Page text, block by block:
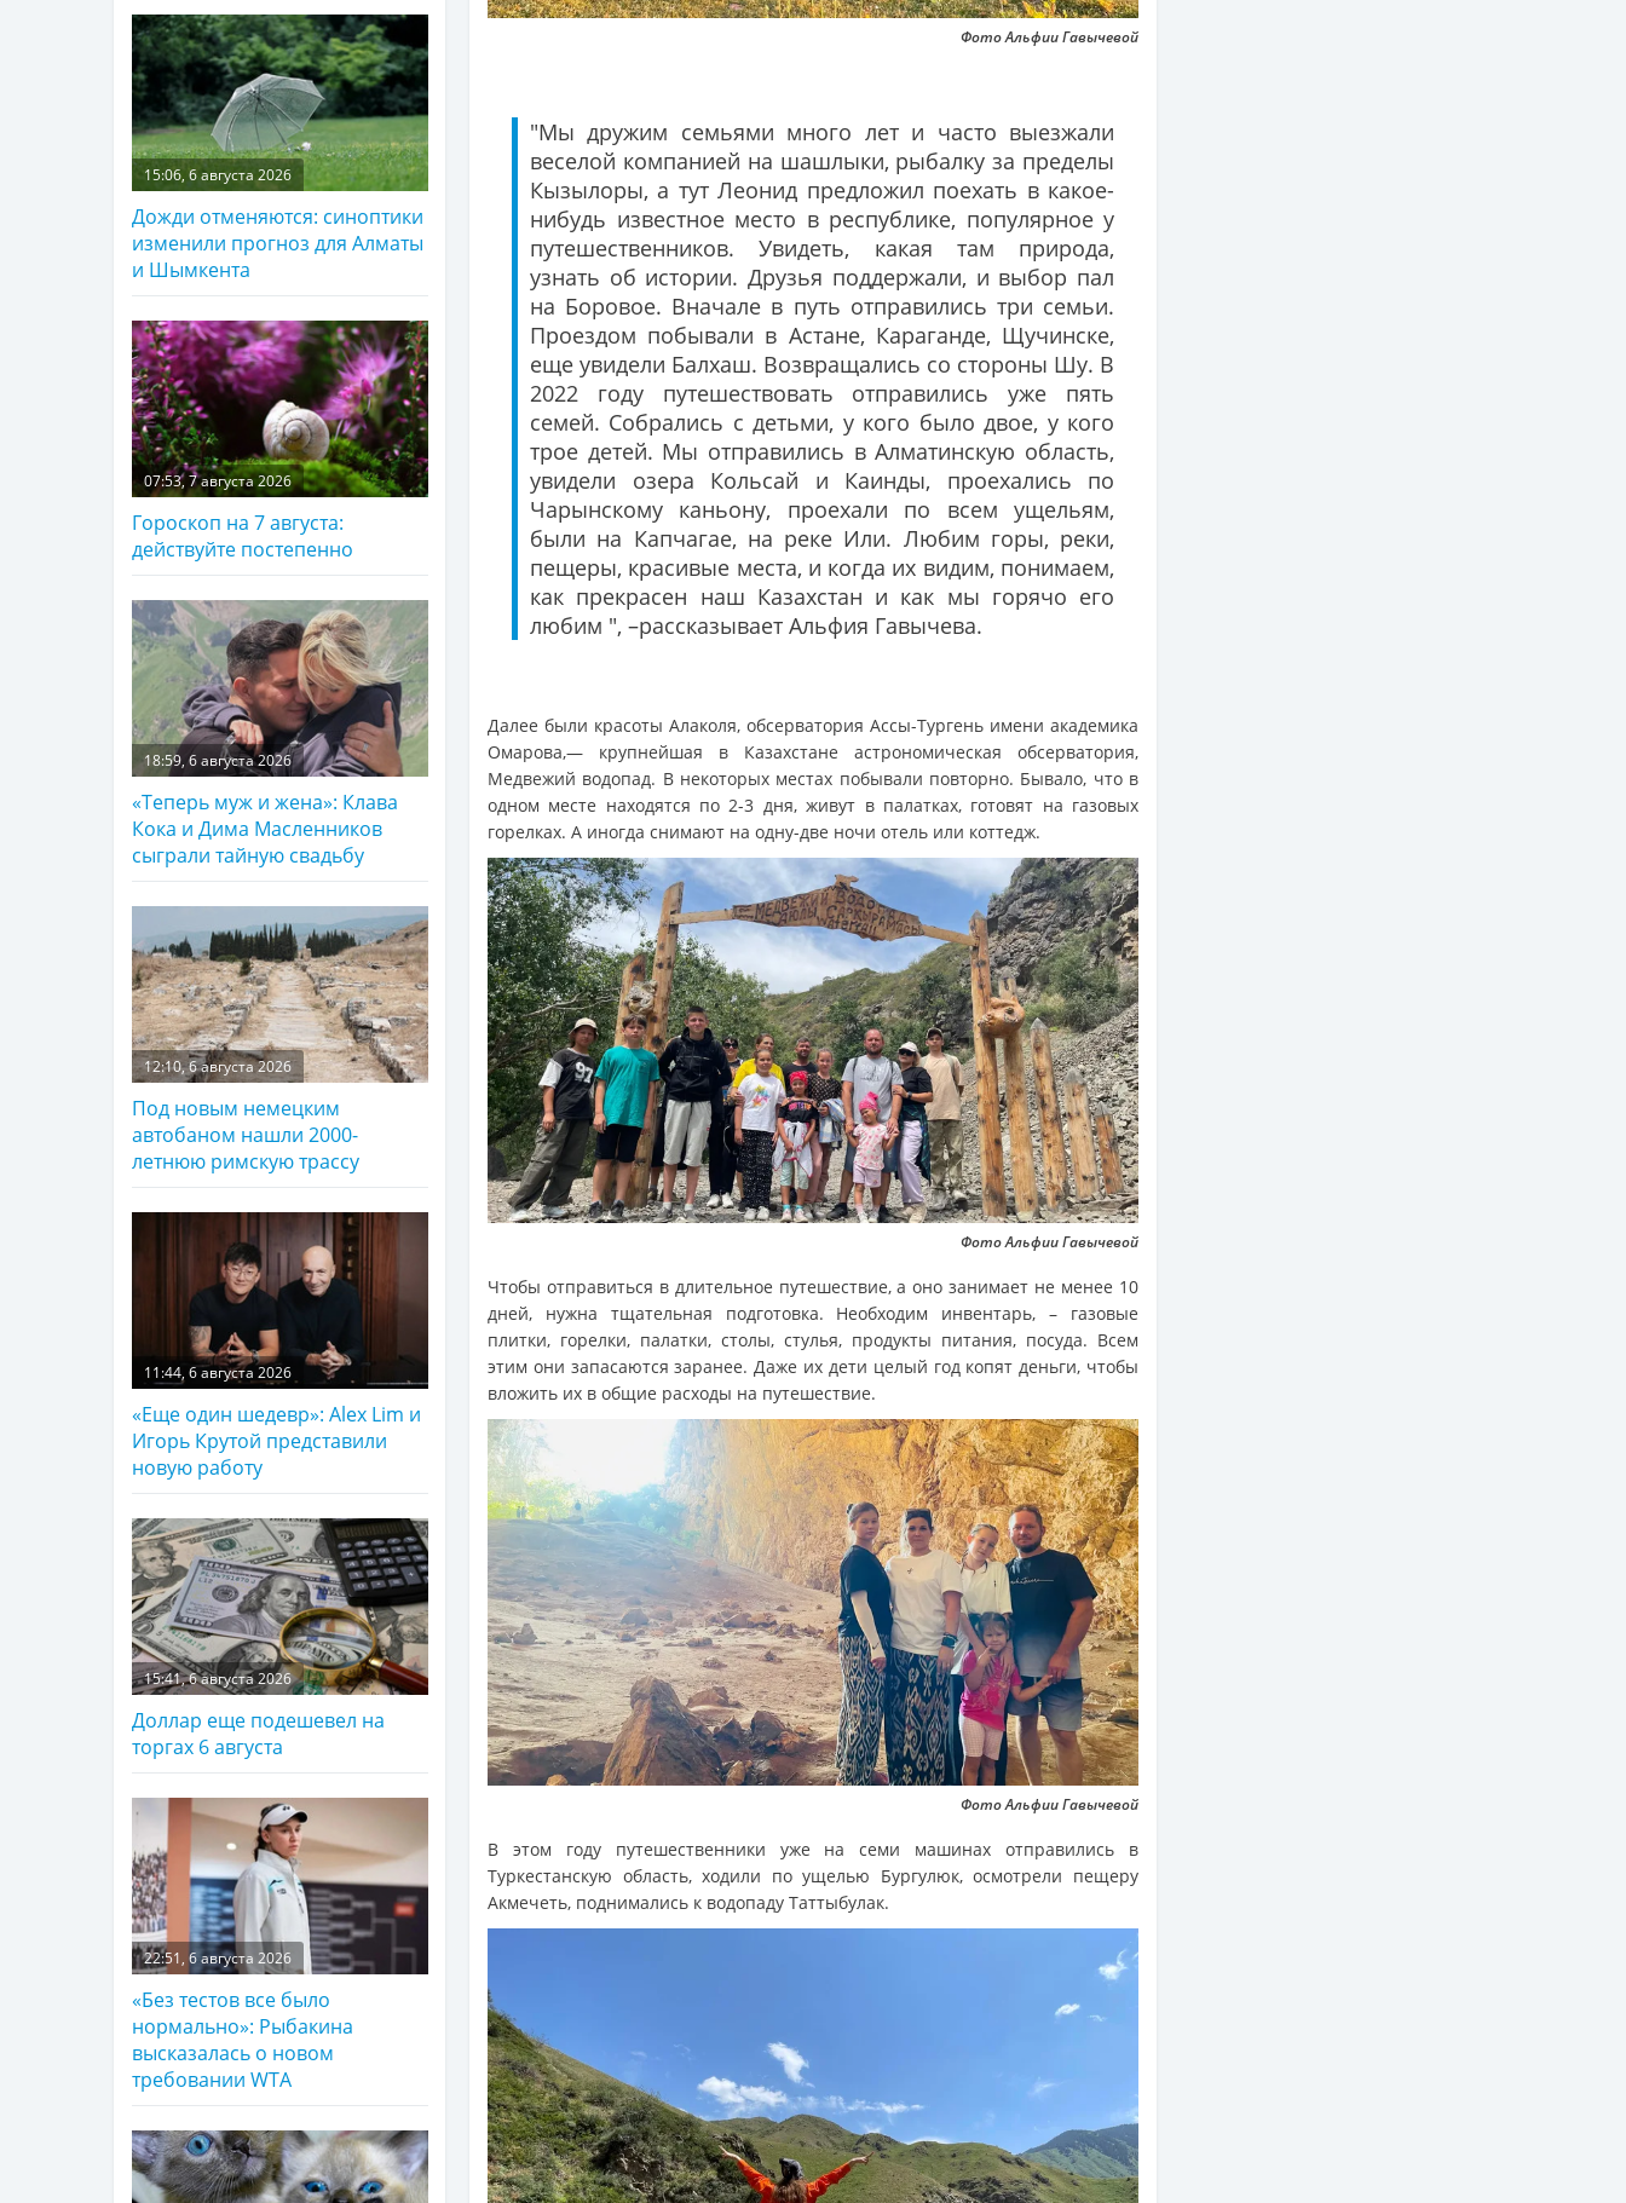
Фото Альфии Гавычевой
"Мы дружим семьями много лет и часто выезжали
веселой компанией на шашлыки, рыбалку за пределы
Кызылоры, а тут Леонид предложил поехать в какое-
нибудь известное место в республике, популярное у
путешественников. Увидеть, какая там природа,
узнать об истории. Друзья поддержали, и выбор пал
на Боровое. Вначале в путь отправились три семьи.
Проездом побывали в Астане, Караганде, Щучинске,
еще увидели Балхаш. Возвращались со стороны Шу. В
2022 году путешествовать отправились уже пять
семей. Собрались с детьми, у кого было двое, у кого
трое детей. Мы отправились в Алматинскую область,
увидели озера Кольсай и Каинды, проехались по
Чарынскому каньону, проехали по всем ущельям,
были на Капчагае, на реке Или. Любим горы, реки,
пещеры, красивые места, и когда их видим, понимаем,
как прекрасен наш Казахстан и как мы горячо его
любим ", –рассказывает Альфия Гавычева.
Далее были красоты Алаколя, обсерватория Ассы-Тургень имени академика
Омарова,— крупнейшая в Казахстане астрономическая обсерватория,
Медвежий водопад. В некоторых местах побывали повторно. Бывало, что в
одном месте находятся по 2-3 дня, живут в палатках, готовят на газовых
горелках. А иногда снимают на одну-две ночи отель или коттедж.
Фото Альфии Гавычевой
Чтобы отправиться в длительное путешествие, а оно занимает не менее 10
дней, нужна тщательная подготовка. Необходим инвентарь, – газовые
плитки, горелки, палатки, столы, стулья, продукты питания, посуда. Всем
этим они запасаются заранее. Даже их дети целый год копят деньги, чтобы
вложить их в общие расходы на путешествие.
Фото Альфии Гавычевой
В этом году путешественники уже на семи машинах отправились в
Туркестанскую область, ходили по ущелью Бургулюк, осмотрели пещеру
Акмечеть, поднимались к водопаду Таттыбулак.
15:06, 6 августа 2026
Дожди отменяются: синоптики
изменили прогноз для Алматы
и Шымкента
07:53, 7 августа 2026
Гороскоп на 7 августа:
действуйте постепенно
18:59, 6 августа 2026
«Теперь муж и жена»: Клава
Кока и Дима Масленников
сыграли тайную свадьбу
12:10, 6 августа 2026
Под новым немецким
автобаном нашли 2000-
летнюю римскую трассу
11:44, 6 августа 2026
«Еще один шедевр»: Alex Lim и
Игорь Крутой представили
новую работу
15:41, 6 августа 2026
Доллар еще подешевел на
торгах 6 августа
22:51, 6 августа 2026
«Без тестов все было
нормально»: Рыбакина
высказалась о новом
требовании WTA